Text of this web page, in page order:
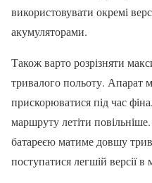
використовувати окремі
акумуляторами.
Також варто розрізняти
тривалого польоту. Апарат
прискорюватися під час
маршруту летіти
батареєю матиме довшу
поступатися легшій версії в